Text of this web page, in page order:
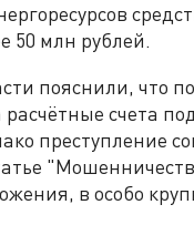
50 млн рублей.
пояснили, что
счета
преступление
в особо